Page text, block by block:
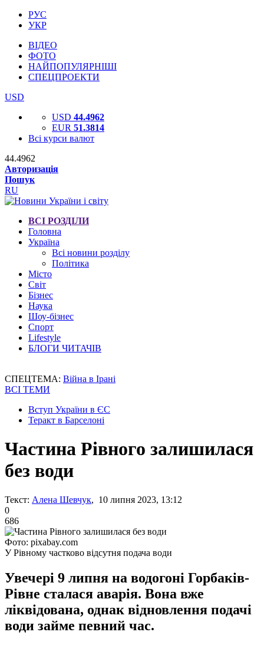
РУС
УКР
ВІДЕО
ФОТО
НАЙПОПУЛЯРНІШІ
СПЕЦПРОЕКТИ
USD
USD 44.4962
EUR 51.3814
Всі курси валют
44.4962
Авторизація
Пошук
RU
ВСІ РОЗДІЛИ
Головна
Україна
Всі новини розділу
Політика
Місто
Світ
Бізнес
Наука
Шоу-бізнес
Спорт
Lifestyle
БЛОГИ ЧИТАЧІВ
СПЕЦТЕМА: Війна в Ірані
ВСІ ТЕМИ
Вступ України в ЄС
Теракт в Барселоні
Частина Рівного залишилася
без води
Текст: Алена Шевчук, 10 липня 2023, 13:12
0
686
Фото: pixabay.com
У Рівному частково відсутня подача води
Увечері 9 липня на водогоні Горбаків-
Рівне сталася аварія. Вона вже
ліквідована, однак відновлення подачі
води займе певний час.